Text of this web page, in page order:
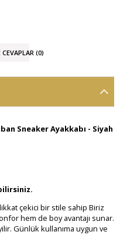
(0)
Sneaker Ayakkabı - Siyah
çekici bir stile sahip Biriz
hem de boy avantajı sunar.
Günlük kullanıma uygun ve